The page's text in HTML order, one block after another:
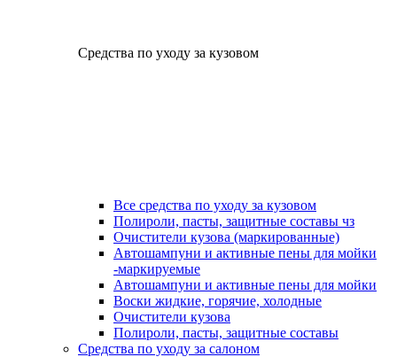
Средства по уходу за кузовом
Все средства по уходу за кузовом
Полироли, пасты, защитные составы чз
Очистители кузова (маркированные)
Автошампуни и активные пены для мойки
-маркируемые
Автошампуни и активные пены для мойки
Воски жидкие, горячие, холодные
Очистители кузова
Полироли, пасты, защитные составы
Средства по уходу за салоном